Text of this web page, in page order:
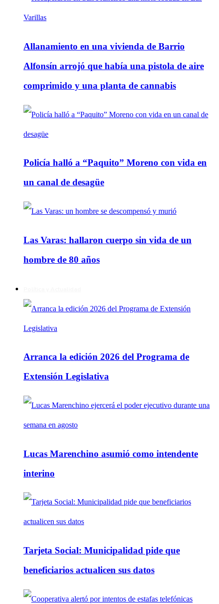
Allanamiento en una vivienda de Barrio
Alfonsín arrojó que había una pistola de aire
comprimido y una planta de cannabis
Policía halló a “Paquito” Moreno con vida en
un canal de desagüe
Las Varas: hallaron cuerpo sin vida de un
hombre de 80 años
Arranca la edición 2026 del Programa de
Extensión Legislativa
Lucas Marenchino asumió como intendente
interino
Tarjeta Social: Municipalidad pide que
beneficiarios actualicen sus datos